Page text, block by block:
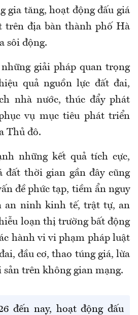
gia tăng, hoạt động đấu giá
trên địa bàn thành phố Hà
sôi động.
giải pháp quan trọng
quả nguồn lực đất đai,
nhà nước, thúc đẩy phát
vụ mục tiêu phát triển
Thủ đô.
những kết quả tích cực,
đất thời gian gần đây cũng
đề phức tạp, tiềm ẩn nguy
an ninh kinh tế, trật tự, an
loạn thị trường bất động
hành vi vi phạm pháp luật
đầu cơ, thao túng giá, lừa
sản trên không gian mạng.
đến nay, hoạt động đấu